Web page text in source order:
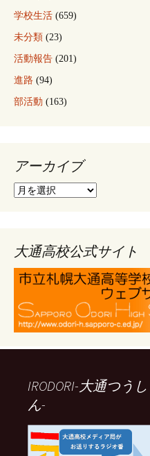
学校生活 (659)
未分類 (23)
活動報告 (201)
進路 (94)
部活動 (163)
アーカイブ
ア
ブ
大通高校公式サイト
IRODORI-大通つうし
ん-